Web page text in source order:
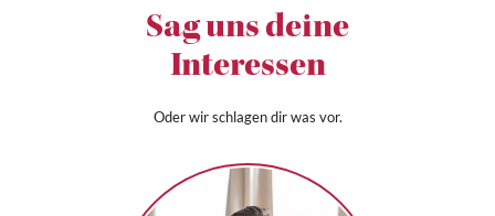
Sag uns deine
Interessen
Oder wir schlagen dir was vor.